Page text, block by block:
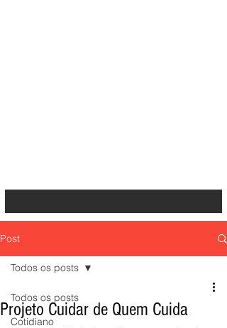
Post
Todos os posts
Cotidiano
Todos os posts
Projeto Cuidar de Quem Cuida